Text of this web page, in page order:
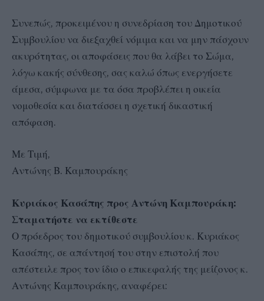
Συνεπώς, προκειμένου η συνεδρίαση του Δημοτικού
Συμβουλίου να διεξαχθεί νόμιμα και να μην πάσχουν
ακυρότητας, οι αποφάσεις που θα λάβει το Σώμα,
λόγω κακής σύνθεσης, σας καλώ όπως ενεργήσετε
άμεσα, σύμφωνα με τα όσα προβλέπει η οικεία
νομοθεσία και διατάσσει η σχετική δικαστική
απόφαση.
Με Τιμή,
Αντώνης Β. Καμπουράκης
Κυριάκος Κασάπης προς Αντώνη Καμπουράκη:
Σταματήστε να εκτίθεστε
Ο πρόεδρος του δημοτικού συμβουλίου κ. Κυριάκος
Κασάπης, σε απάντησή του στην επιστολή που
απέστειλε προς τον ίδιο ο επικεφαλής της μείζονος κ.
Αντώνης Καμπουράκης, αναφέρει: